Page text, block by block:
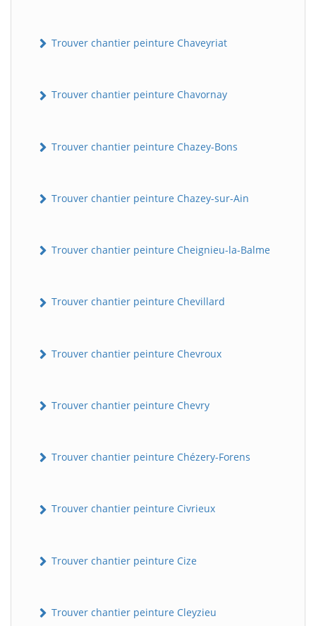
Trouver chantier peinture Chaveyriat
Trouver chantier peinture Chavornay
Trouver chantier peinture Chazey-Bons
Trouver chantier peinture Chazey-sur-Ain
Trouver chantier peinture Cheignieu-la-Balme
Trouver chantier peinture Chevillard
Trouver chantier peinture Chevroux
Trouver chantier peinture Chevry
Trouver chantier peinture Chézery-Forens
Trouver chantier peinture Civrieux
Trouver chantier peinture Cize
Trouver chantier peinture Cleyzieu